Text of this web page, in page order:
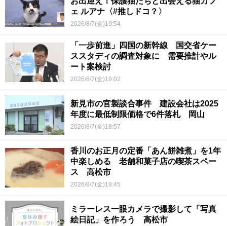
ェ ルアナ〈#推しドコ？〉
2026/8/7(金)19:54
「一歩前進」四国の新幹線 国交省ケー
ススタディの調査対象に 需要推計やル
ート案検討
2026/8/7(金)19:02
新見市の官製談合事件 建設会社は2025
年度に最低制限価格で6件落札 岡山
2026/8/7(金)18:57
香川のお正月の定番「あん餅雑煮」を1年
中楽しめる 老舗和菓子店の喫茶スペー
ス 高松市
2026/8/7(金)18:45
ミラーレス一眼カメラで撮影して「写真
絵日記」を作ろう 高松市